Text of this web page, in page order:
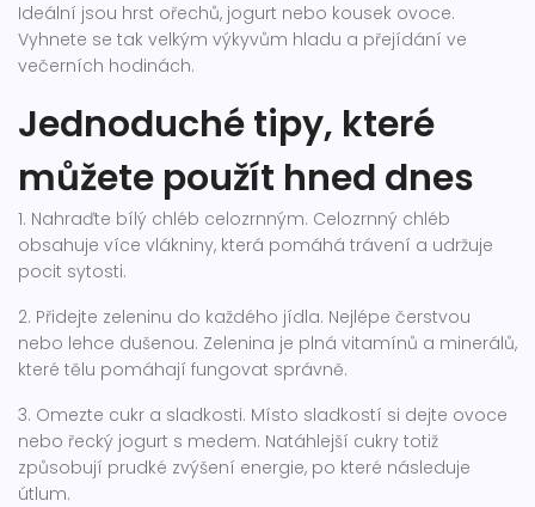
Ideální jsou hrst ořechů, jogurt nebo kousek ovoce.
Vyhnete se tak velkým výkyvům hladu a přejídání ve
večerních hodinách.
Jednoduché tipy, které
můžete použít hned dnes
1. Nahraďte bílý chléb celozrnným. Celozrnný chléb
obsahuje více vlákniny, která pomáhá trávení a udržuje
pocit sytosti.
2. Přidejte zeleninu do každého jídla. Nejlépe čerstvou
nebo lehce dušenou. Zelenina je plná vitamínů a minerálů,
které tělu pomáhají fungovat správně.
3. Omezte cukr a sladkosti. Místo sladkostí si dejte ovoce
nebo řecký jogurt s medem. Natáhlejší cukry totiž
způsobují prudké zvýšení energie, po které následuje
útlum.